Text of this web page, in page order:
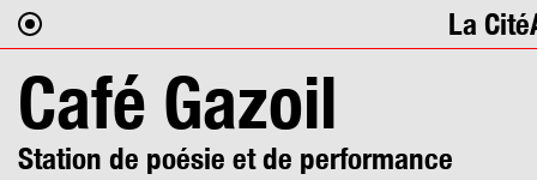
La Cité
Café Gazoil
Station de poésie et de performance